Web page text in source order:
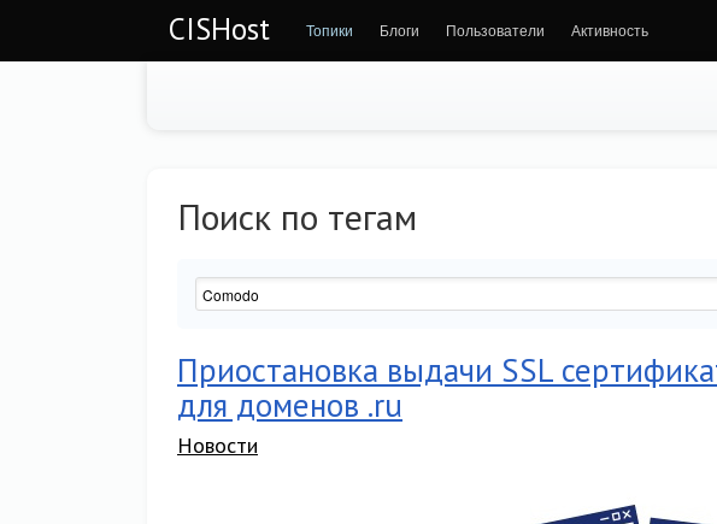
CISHost Топики Блоги Пользователи Активность
Поиск по тегам
Приостановка выдачи SSL
для доменов .ru
Новости